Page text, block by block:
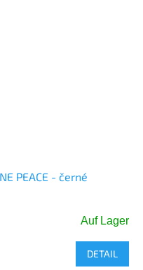
PEACE - černé
Auf Lager
DETAIL